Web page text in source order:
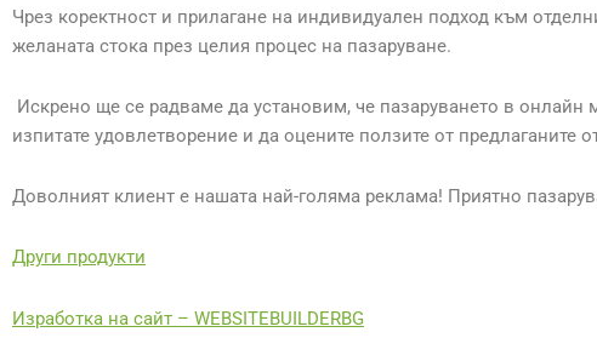
Чрез коректност и прилагане на индивидуален подход към
желаната стока през целия процес на пазаруване.
Искрено ще се радваме да установим, че пазаруването в
изпитате удовлетворение и да оцените ползите от предлаганите
Доволният клиент е нашата най-голяма реклама! Приятно
Други продукти
Изработка на сайт – WEBSITEBUILDERBG